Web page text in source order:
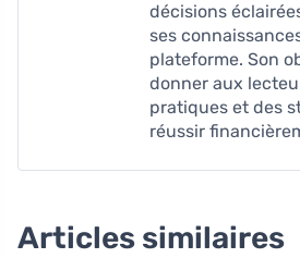
décisions
ses
plateforme. Son
donner aux
pratiques et des
réussir
Articles similaires